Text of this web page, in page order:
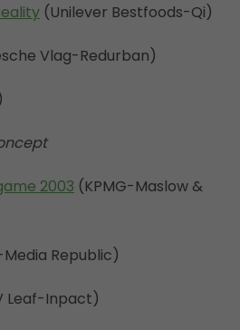
(Unilever Bestfoods-Qi)
Vlag-Redurban)
2003 (KPMG-Maslow &
Republic)
Leaf-Inpact)